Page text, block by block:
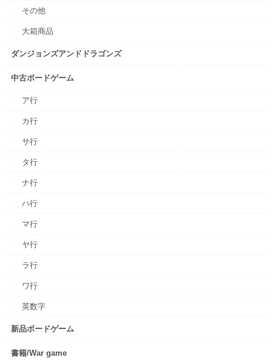
その他
大箱商品
ダンジョンズアンドドラゴンズ
中古ボードゲーム
ア行
カ行
サ行
タ行
ナ行
ハ行
マ行
ヤ行
ラ行
ワ行
英数字
新品ボードゲーム
書籍/War game